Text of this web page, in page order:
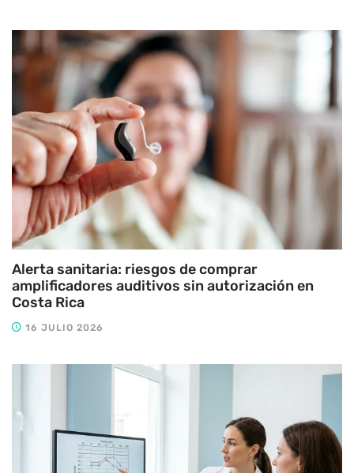
Alerta sanitaria: riesgos de comprar
amplificadores auditivos sin autorización en
Costa Rica
16 JULIO 2026